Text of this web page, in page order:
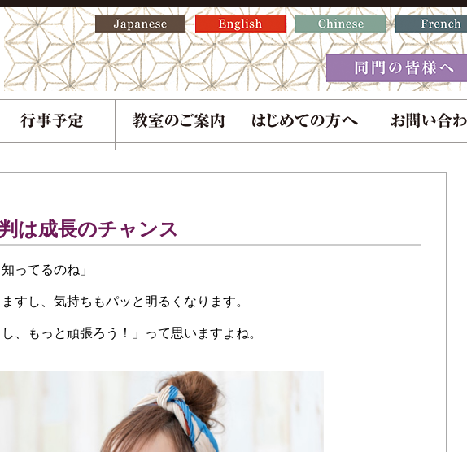
は成長のチャンス
ってるのね」
すし、気持ちもパッと明るくなります。
、もっと頑張ろう！」って思いますよね。